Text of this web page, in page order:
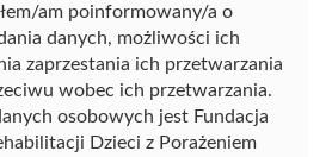
am poinformowany/a o
danych, możliwości ich
zaprzestania ich przetwarzania
wobec ich przetwarzania.
osobowych jest Fundacja
Dzieci z Porażeniem